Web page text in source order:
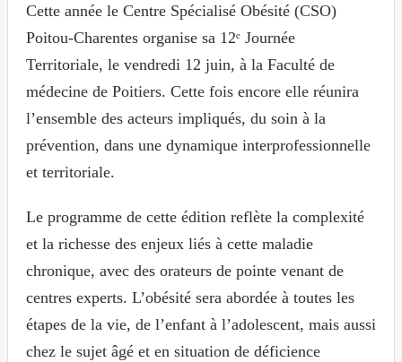
Cette année le Centre Spécialisé Obésité (CSO)
Poitou-Charentes organise sa 12ᵉ Journée
Territoriale, le vendredi 12 juin, à la Faculté de
médecine de Poitiers. Cette fois encore elle réunira
l’ensemble des acteurs impliqués, du soin à la
prévention, dans une dynamique interprofessionnelle
et territoriale.
Le programme de cette édition reflète la complexité
et la richesse des enjeux liés à cette maladie
chronique, avec des orateurs de pointe venant de
centres experts. L’obésité sera abordée à toutes les
étapes de la vie, de l’enfant à l’adolescent, mais aussi
chez le sujet âgé et en situation de déficience